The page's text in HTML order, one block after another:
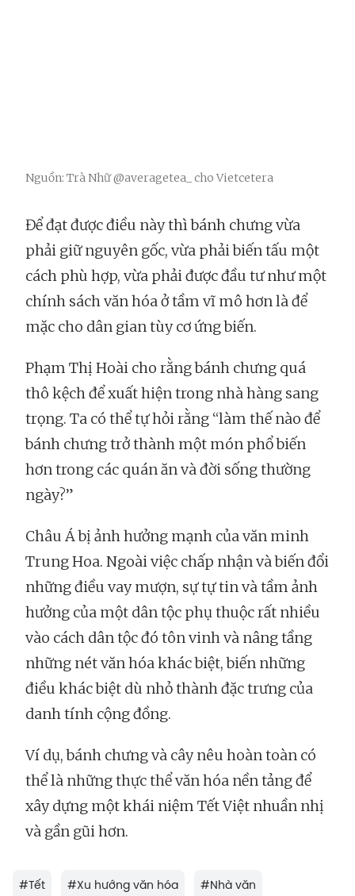
Nguồn: Trà Nhữ @averagetea_ cho Vietcetera
Để đạt được điều này thì bánh chưng vừa
phải giữ nguyên gốc, vừa phải biến tấu một
cách phù hợp, vừa phải được đầu tư như một
chính sách văn hóa ở tầm vĩ mô hơn là để
mặc cho dân gian tùy cơ ứng biến.
Phạm Thị Hoài cho rằng bánh chưng quá
thô kệch để xuất hiện trong nhà hàng sang
trọng. Ta có thể tự hỏi rằng “làm thế nào để
bánh chưng trở thành một món phổ biến
hơn trong các quán ăn và đời sống thường
ngày?”
Châu Á bị ảnh hưởng mạnh của văn minh
Trung Hoa. Ngoài việc chấp nhận và biến đổi
những điều vay mượn, sự tự tin và tầm ảnh
hưởng của một dân tộc phụ thuộc rất nhiều
vào cách dân tộc đó tôn vinh và nâng tầng
những nét văn hóa khác biệt, biến những
điều khác biệt dù nhỏ thành đặc trưng của
danh tính cộng đồng.
Ví dụ, bánh chưng và cây nêu hoàn toàn có
thể là những thực thể văn hóa nền tảng để
xây dựng một khái niệm Tết Việt nhuần nhị
và gần gũi hơn.
#Tết #Xu hướng văn hóa #Nhà văn